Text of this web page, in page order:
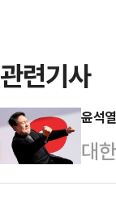
관련기사
윤석
대
비